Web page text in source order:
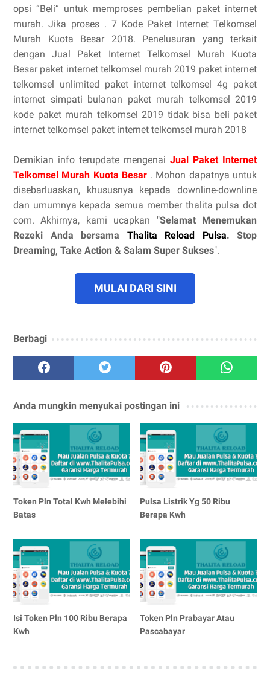
opsi “Beli” untuk memproses pembelian paket internet
murah. Jika proses . 7 Kode Paket Internet Telkomsel
Murah Kuota Besar 2018. Penelusuran yang terkait
dengan Jual Paket Internet Telkomsel Murah Kuota
Besar paket internet telkomsel murah 2019 paket internet
telkomsel unlimited paket internet telkomsel 4g paket
internet simpati bulanan paket murah telkomsel 2019
kode paket murah telkomsel 2019 tidak bisa beli paket
internet telkomsel paket internet telkomsel murah 2018
Demikian info terupdate mengenai Jual Paket Internet
Telkomsel Murah Kuota Besar . Mohon dapatnya untuk
disebarluaskan, khususnya kepada downline-downline
dan umumnya kepada semua member thalita pulsa dot
com. Akhirnya, kami ucapkan "Selamat Menemukan
Rezeki Anda bersama Thalita Reload Pulsa. Stop
Dreaming, Take Action & Salam Super Sukses".
MULAI DARI SINI
Berbagi
Anda mungkin menyukai postingan ini
Token Pln Total Kwh Melebihi
Batas
Pulsa Listrik Yg 50 Ribu
Berapa Kwh
Isi Token Pln 100 Ribu Berapa
Kwh
Token Pln Prabayar Atau
Pascabayar